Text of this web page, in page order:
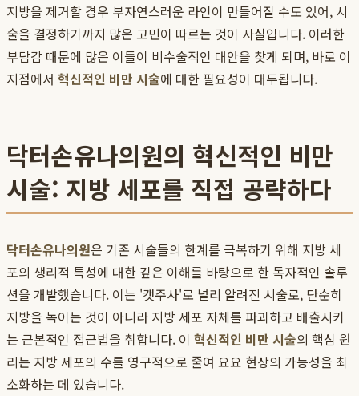
지방을 제거할 경우 부자연스러운 라인이 만들어질 수도 있어, 시
술을 결정하기까지 많은 고민이 따르는 것이 사실입니다. 이러한
부담감 때문에 많은 이들이 비수술적인 대안을 찾게 되며, 바로 이
지점에서 혁신적인 비만 시술에 대한 필요성이 대두됩니다.
닥터손유나의원의 혁신적인 비만
시술: 지방 세포를 직접 공략하다
닥터손유나의원은 기존 시술들의 한계를 극복하기 위해 지방 세
포의 생리적 특성에 대한 깊은 이해를 바탕으로 한 독자적인 솔루
션을 개발했습니다. 이는 '캣주사'로 널리 알려진 시술로, 단순히
지방을 녹이는 것이 아니라 지방 세포 자체를 파괴하고 배출시키
는 근본적인 접근법을 취합니다. 이 혁신적인 비만 시술의 핵심 원
리는 지방 세포의 수를 영구적으로 줄여 요요 현상의 가능성을 최
소화하는 데 있습니다.